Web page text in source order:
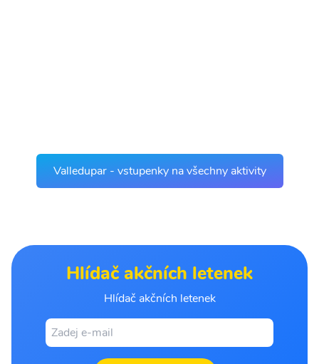
Valledupar - vstupenky na všechny aktivity
Hlídač akčních letenek
Hlídač akčních letenek